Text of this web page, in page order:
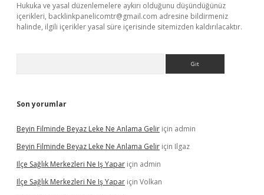
Hukuka ve yasal düzenlemelere aykırı olduğunu düşündüğünüz
içerikleri, backlinkpanelicomtr@gmail.com adresine bildirmeniz
halinde, ilgili içerikler yasal süre içerisinde sitemizden kaldırılacaktır.
Son yorumlar
Beyin Filminde Beyaz Leke Ne Anlama Gelir için admin
Beyin Filminde Beyaz Leke Ne Anlama Gelir için Ilgaz
Ilçe Sağlık Merkezleri Ne Iş Yapar için admin
Ilçe Sağlık Merkezleri Ne Iş Yapar için Volkan